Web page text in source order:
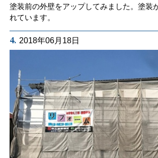
塗装前の外壁をアップしてみました。塗装
れています。
4. 2018年06月18日